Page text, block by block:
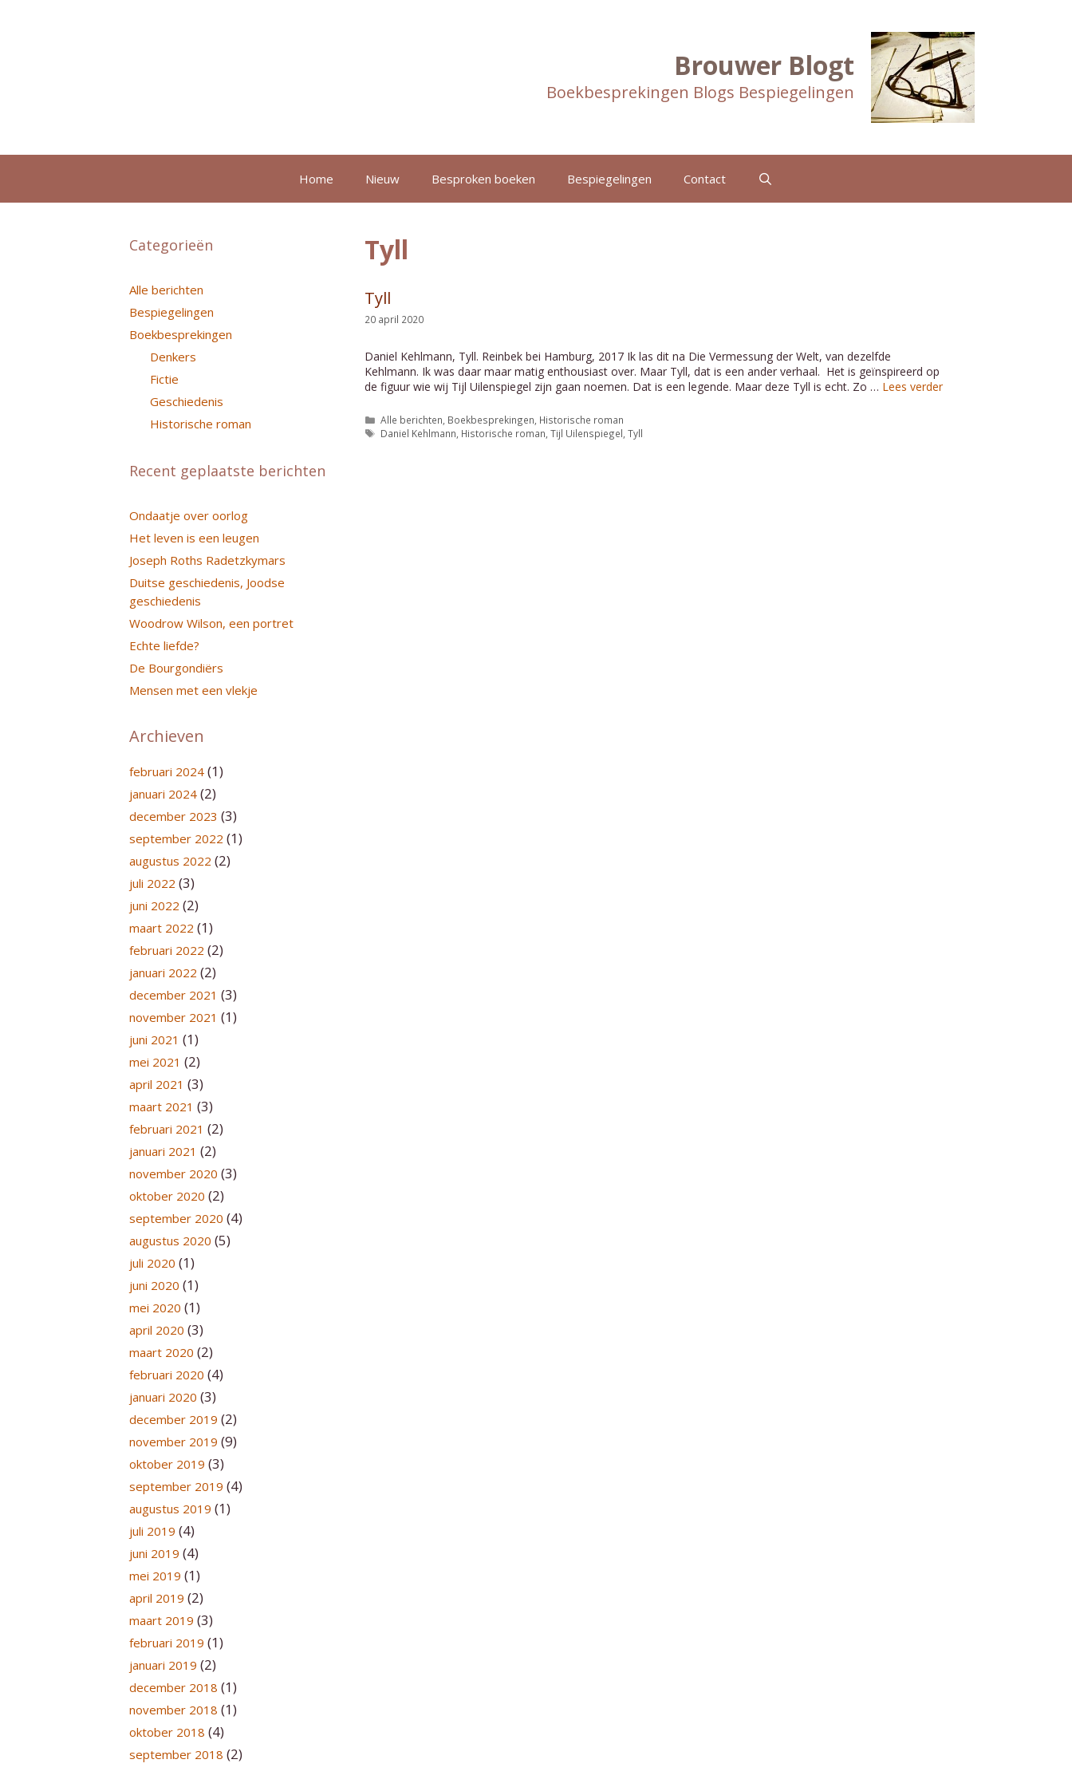
Brouwer Blogt
Boekbesprekingen Blogs Bespiegelingen
Home Nieuw Besproken boeken Bespiegelingen Contact
Tyll
Tyll
20 april 2020
Daniel Kehlmann, Tyll. Reinbek bei Hamburg, 2017 Ik las dit na Die Vermessung der Welt, van dezelfde
Kehlmann. Ik was daar maar matig enthousiast over. Maar Tyll, dat is een ander verhaal. Het is geïnspireerd op
de figuur wie wij Tijl Uilenspiegel zijn gaan noemen. Dat is een legende. Maar deze Tyll is echt. Zo … Lees verder
Categorieën
Alle berichten Boekbesprekingen Historische roman
Tags
Daniel Kehlmann Historische roman ,Tijl Uilenspiegel ,Tyll
Categorieën
Alle berichten
Bespiegelingen
Boekbesprekingen
Denkers
Fictie
Geschiedenis
Historische roman
Recent geplaatste berichten
Ondaatje over oorlog
Het leven is een leugen
Joseph Roths Radetzkymars
Duitse geschiedenis, Joodse
geschiedenis
Woodrow Wilson, een portret
Echte liefde?
De Bourgondiërs
Mensen met een vlekje
Archieven
februari 2024 (1)
januari 2024 (2)
december 2023 (3)
september 2022 (1)
augustus 2022 (2)
juli 2022 (3)
juni 2022 (2)
maart 2022 (1)
februari 2022 (2)
januari 2022 (2)
december 2021 (3)
november 2021 (1)
juni 2021 (1)
mei 2021 (2)
april 2021 (3)
maart 2021 (3)
februari 2021 (2)
januari 2021 (2)
november 2020 (3)
oktober 2020 (2)
september 2020 (4)
augustus 2020 (5)
juli 2020 (1)
juni 2020 (1)
mei 2020 (1)
april 2020 (3)
maart 2020 (2)
februari 2020 (4)
januari 2020 (3)
december 2019 (2)
november 2019 (9)
oktober 2019 (3)
september 2019 (4)
augustus 2019 (1)
juli 2019 (4)
juni 2019 (4)
mei 2019 (1)
april 2019 (2)
maart 2019 (3)
februari 2019 (1)
januari 2019 (2)
december 2018 (1)
november 2018 (1)
oktober 2018 (4)
september 2018 (2)